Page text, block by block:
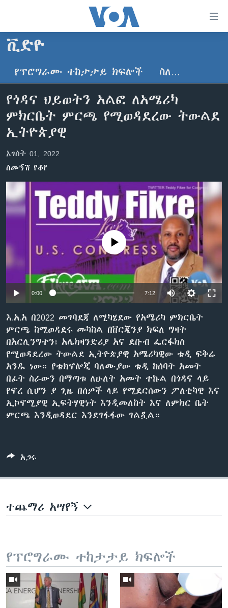
ማገናኛዎች
ዋናው
ይዘት
ወደ
ዋናው
ይዘት
እለፍ
ወደ
ዋናው
እለፍ
ዜና
ኢትዮጵያ
አሜሪካ
ኑሮ በጤንነት
ከምሽቱ ሦስት ሰዓት የአማርኛ ዜና
ቪዲዮ
ክምችት
Learning English
ይከተሉን
ቪድዮ
የፕሮግራሙ ተከታታይ ክፍሎች ስለ…
የጎዳና ህይወትን አልፎ ለአሜሪካ
ምክርቤት ምርጫ የሚወዳደረው ትውልደ
ኢትዮጵያዊ
ኦገስት 01, 2022
ስመኝሽ የቆየ
No media source currently available
0:00 7:12
እ.አ.አ በ2022 መገባደጃ ለሚካሄደው የአሜሪካ ምክርቤት
ምርጫ ከሚወዳደሩ መካከል በቨርጂንያ ክፍለ ግዛት
በአርሊንግተን፣ አሌክዛንድሪያ አና ደቡብ ፌርፋክስ
የሚወዳደረው ትውልደ ኢትዮጵያዊ አሜሪካዊው ቴዲ ፍቅሬ
አንዱ ነው። የቴክኖሎጂ ባለሙያው ቴዲ ከሰባት አመት
በፊት ስራውን በማጣቱ ለሁለት አመት ተኩል በጎዳና ላይ
የኖረ ሲሆን ያ ጊዜ በሰዎች ላይ የሚደርሰውን ፖለቲካዊ እና
ኢኮኖሚያዊ ኢፍትሃዊነት እንዲመለከት እና ለምክር ቤት
ምርጫ እንዲወዳደር እንደገፋፋው ገልጿል።
አጋሩ
ተጨማሪ አሣየኝ
የፕሮግራሙ ተከታታይ ክፍሎች